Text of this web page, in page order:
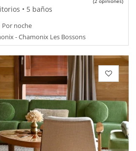
• 5 baños
Por noche
- Chamonix Les Bossons